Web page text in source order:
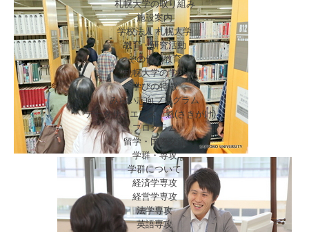
札幌大学の取り組み
施設案内
学校法人 札幌大学
教育・研究活動
その他の教育
札幌大学の学び
学びの特徴
みらい志向プログラム
データサイエンス「魁(さきがけ)」
プログラム
留学・国際交流
学群・専攻
学群について
経済学専攻
経営学専攻
法学専攻
英語専攻